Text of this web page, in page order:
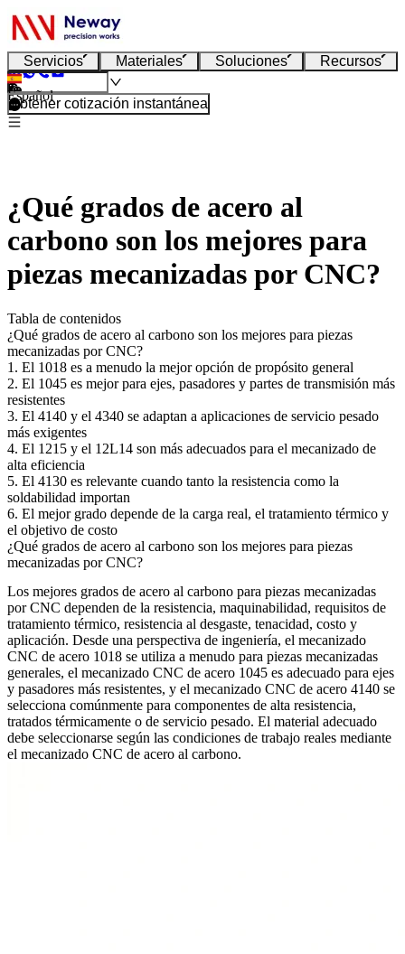
Servicios Materiales Soluciones Recursos
Español
Obtener cotización instantánea
¿Qué grados de acero al
carbono son los mejores para
piezas mecanizadas por CNC?
Tabla de contenidos
¿Qué grados de acero al carbono son los mejores para piezas
mecanizadas por CNC?
1. El 1018 es a menudo la mejor opción de propósito general
2. El 1045 es mejor para ejes, pasadores y partes de transmisión más
resistentes
3. El 4140 y el 4340 se adaptan a aplicaciones de servicio pesado
más exigentes
4. El 1215 y el 12L14 son más adecuados para el mecanizado de
alta eficiencia
5. El 4130 es relevante cuando tanto la resistencia como la
soldabilidad importan
6. El mejor grado depende de la carga real, el tratamiento térmico y
el objetivo de costo
¿Qué grados de acero al carbono son los mejores para piezas
mecanizadas por CNC?
Los mejores grados de acero al carbono para piezas mecanizadas
por CNC dependen de la resistencia, maquinabilidad, requisitos de
tratamiento térmico, resistencia al desgaste, tenacidad, costo y
aplicación. Desde una perspectiva de ingeniería, el mecanizado
CNC de acero 1018 se utiliza a menudo para piezas mecanizadas
generales, el mecanizado CNC de acero 1045 es adecuado para ejes
y pasadores más resistentes, y el mecanizado CNC de acero 4140 se
selecciona comúnmente para componentes de alta resistencia,
tratados térmicamente o de servicio pesado. El material adecuado
debe seleccionarse según las condiciones de trabajo reales mediante
el mecanizado CNC de acero al carbono.